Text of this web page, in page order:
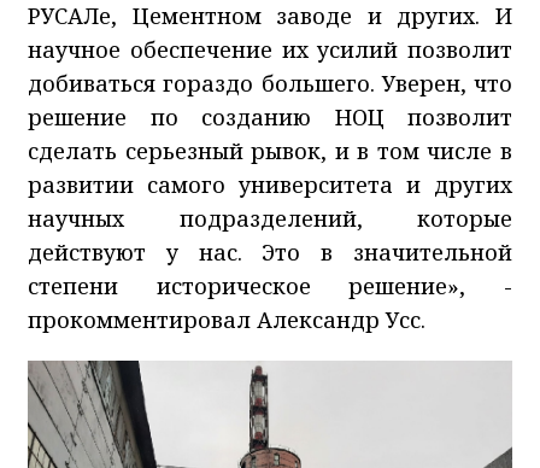
РУСАЛе, Цементном заводе и других. И
научное обеспечение их усилий позволит
добиваться гораздо большего. Уверен, что
решение по созданию НОЦ позволит
сделать серьезный рывок, и в том числе в
развитии самого университета и других
научных подразделений, которые
действуют у нас. Это в значительной
степени историческое решение», -
прокомментировал Александр Усс.